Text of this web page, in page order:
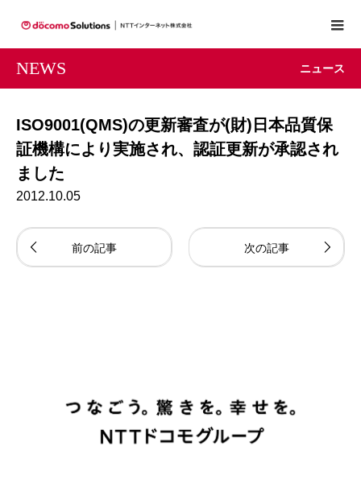
NEWS ニュース
ISO9001(QMS)の更新審査が(財)日本品質保
証機構により実施され、認証更新が承認され
ました
2012.10.05